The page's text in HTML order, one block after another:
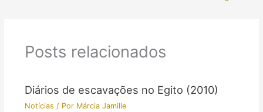
Posts relacionados
Diários de escavações no Egito (2010)
Notícias / Por Márcia Jamille